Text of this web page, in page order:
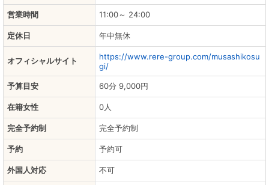
営業時間 11:00～ 24:00
定休日 年中無休
オフィシャルサイト
https://www.rere-group.com/musashikosu
gi/
予算目安 60分 9,000円
在籍女性 0人
完全予約制 完全予約制
予約 予約可
外国人対応 不可